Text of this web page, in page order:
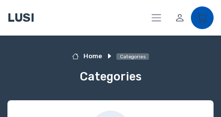
LUSI
Home Categories
Categories